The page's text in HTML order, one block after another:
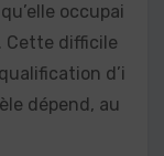
occupai
Cette difficile
d’i
dépend, au